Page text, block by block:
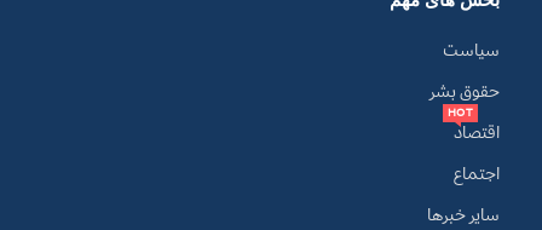
سیاست
حقوق بشر
اقتصاد
HOT
اجتماع
سایر خبرها